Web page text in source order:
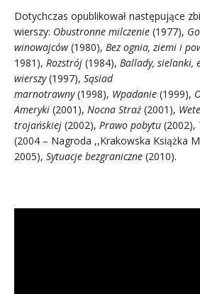
Dotychczas opublikował następujące
wierszy: Obustronne milczenie (1977),
winowajców(1980), Bez ognia, ziemi i
1981), Rozstrój (1984), Ballady, sielanki,
wierszy(1997), Sąsiad
marnotrawny(1998), Wpadanie (1999),
Ameryki (2001), Nocna Straż (2001),
trojańskiej (2002), Prawo pobytu (2002),
(2004 – Nagroda ,,Krakowska Książka
2005), Sytuacje bezgraniczne (2010).